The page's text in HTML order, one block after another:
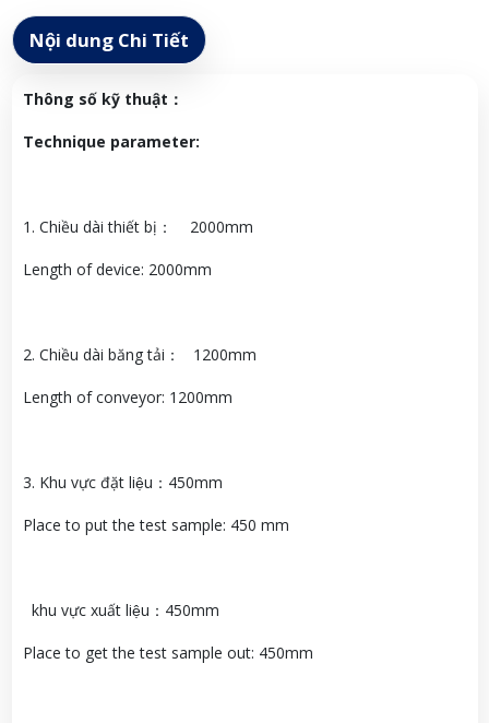
Nội dung Chi Tiết
Thông số kỹ thuật：
Technique parameter:
1. Chiều dài thiết bị： 2000mm
Length of device: 2000mm
2. Chiều dài băng tải： 1200mm
Length of conveyor: 1200mm
3. Khu vực đặt liệu：450mm
Place to put the test sample: 450 mm
khu vực xuất liệu：450mm
Place to get the test sample out: 450mm